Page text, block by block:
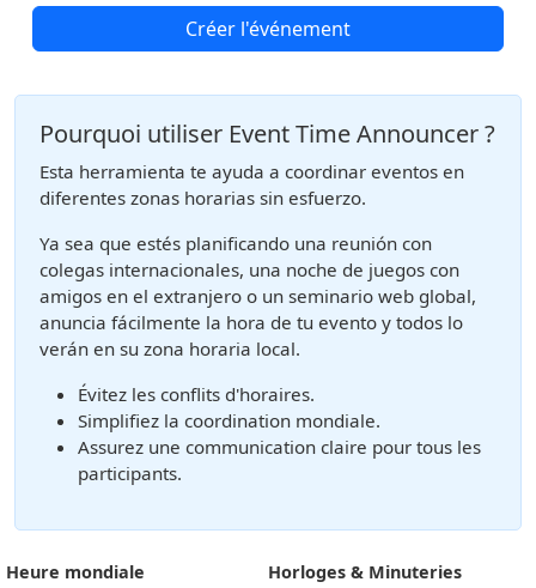
Créer l'événement
Pourquoi utiliser Event Time Announcer ?
Esta herramienta te ayuda a coordinar eventos en
diferentes zonas horarias sin esfuerzo.
Ya sea que estés planificando una reunión con
colegas internacionales, una noche de juegos con
amigos en el extranjero o un seminario web global,
anuncia fácilmente la hora de tu evento y todos lo
verán en su zona horaria local.
Évitez les conflits d'horaires.
Simplifiez la coordination mondiale.
Assurez une communication claire pour tous les
participants.
Heure mondiale
Horloges & Minuteries